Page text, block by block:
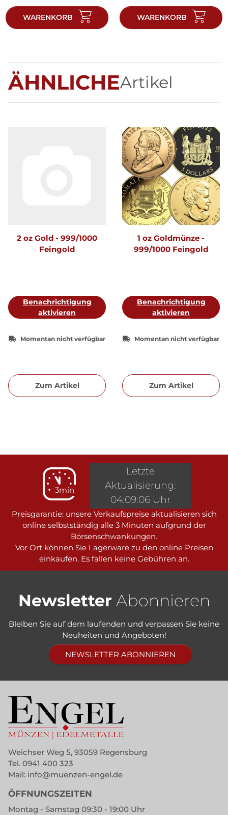
WARENKORB WARENKORB
ÄHNLICHEArtikel
2 oz Gold - 999/1000
Feingold
Benachrichtigung
aktivieren
Momentan nicht verfügbar
Zum Artikel
1 oz Goldmünze -
999/1000 Feingold
Benachrichtigung
aktivieren
Momentan nicht verfügbar
Zum Artikel
3min
Preisgarantie: unsere Verkaufspreise aktualisieren sich
online selbstständig alle 3 Minuten aufgrund der
Börsenschwankungen.
Vor Ort können Sie Lagerware zu den online Preisen
einkaufen. Es fallen keine Gebühren an.
Letzte
Aktualisierung:
04:09:06 Uhr
Newsletter Abonnieren
Bleiben Sie auf dem laufenden und verpassen Sie keine
Neuheiten und Angeboten!
NEWSLETTER ABONNIEREN
Weichser Weg 5, 93059 Regensburg
Tel. 0941 400 323
Mail: info@muenzen-engel.de
ÖFFNUNGSZEITEN
Montag - Samstag 09:30 - 19:00 Uhr